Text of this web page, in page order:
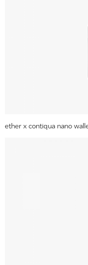
ether x contiqua nano